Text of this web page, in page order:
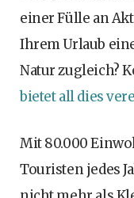
einer Fülle an
Ihrem Urlaub
Natur zugleich?
bietet all dies
Mit 80.000
Touristen jedes